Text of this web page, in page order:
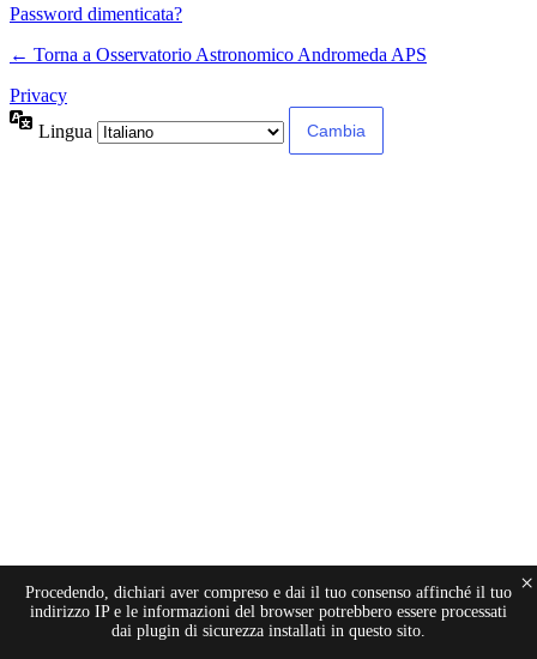
Password dimenticata?
← Torna a Osservatorio Astronomico Andromeda APS
Privacy
Lingua
Procedendo, dichiari aver compreso e dai il tuo consenso affinché il tuo
indirizzo IP e le informazioni del browser potrebbero essere processati
dai plugin di sicurezza installati in questo sito.
×